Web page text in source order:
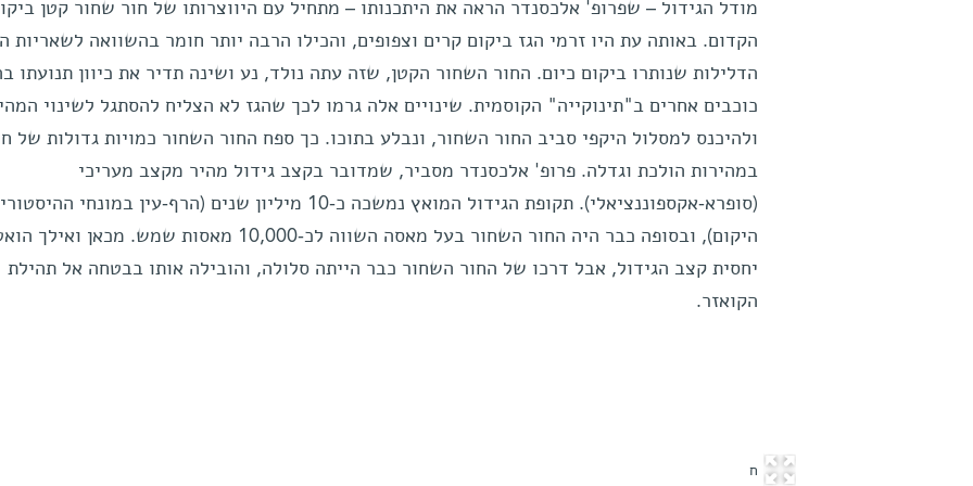
מודל הגידול – שפרופ' אלכסנדר הראה את היתכנותו – מתחיל עם היווצרותו של חור שחור קטן
הקדום. באותה עת היו זרמי הגז ביקום קרים וצפופים, והכילו הרבה יותר חומר בהשוואה לשאריות
הדלילות שנותרו ביקום כיום. החור השחור הקטן, שזה עתה נולד, נע ושינה תדיר את כיוון תנועתו
כוכבים אחרים ב"תינוקייה" הקוסמית. שינויים אלה גרמו לכך שהגז לא הצליח להסתגל לשינוי
ולהיכנס למסלול היקפי סביב החור השחור, ונבלע בתוכו. כך ספח החור השחור כמויות גדולות של
במהירות הולכת וגדלה. פרופ' אלכסנדר מסביר, שמדובר בקצב גידול מהיר מקצב מעריכי
(סופרא-אקספוננציאלי). תקופת הגידול המואץ נמשכה כ-10 מיליון שנים (הרף-עין במונחי
היקום), ובסופה כבר היה החור השחור בעל מאסה השווה לכ-10,000 מאסות שמש. מכאן ואילך
יחסית קצב הגידול, אבל דרכו של החור השחור כבר הייתה סלולה, והובילה אותו בבטחה אל תהילת
הקואזר.
ח